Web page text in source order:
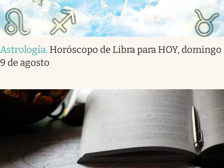
Astrología. Horóscopo de Libra para HOY, domingo
9 de agosto